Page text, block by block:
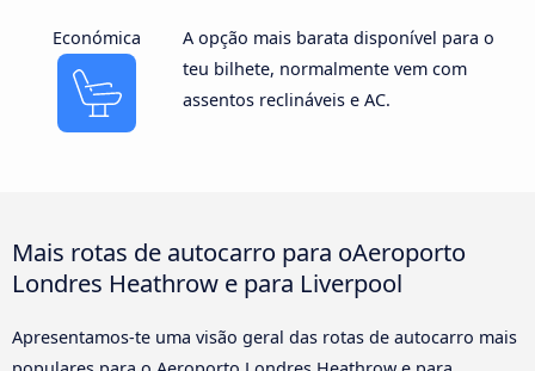
Económica
A opção mais barata disponível para o
teu bilhete, normalmente vem com
assentos reclináveis e AC.
Mais rotas de autocarro para oAeroporto
Londres Heathrow e para Liverpool
Apresentamos-te uma visão geral das rotas de autocarro mais